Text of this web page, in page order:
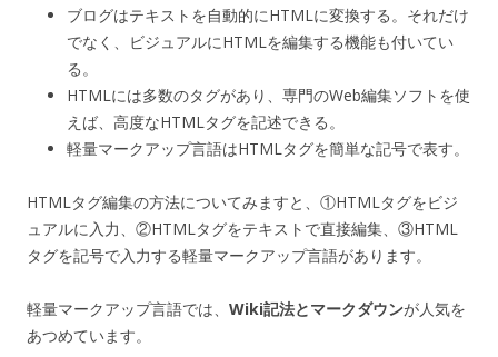
ブログはテキストを自動的にHTMLに変換する。それだけ
でなく、ビジュアルにHTMLを編集する機能も付いてい
る。
HTMLには多数のタグがあり、専門のWeb編集ソフトを使
えば、高度なHTMLタグを記述できる。
軽量マークアップ言語はHTMLタグを簡単な記号で表す。
HTMLタグ編集の方法についてみますと、①HTMLタグをビジ
ュアルに入力、②HTMLタグをテキストで直接編集、③HTML
タグを記号で入力する軽量マークアップ言語があります。
軽量マークアップ言語では、 Wiki記法とマークダウンが人気を
あつめています。